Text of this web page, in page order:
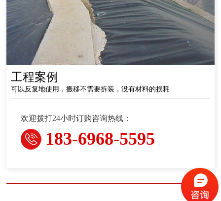
工程案例
可以反复地使用，搬移不需要拆装，没有材料的损耗
欢迎拨打24小时订购咨询热线：
183-6968-5595